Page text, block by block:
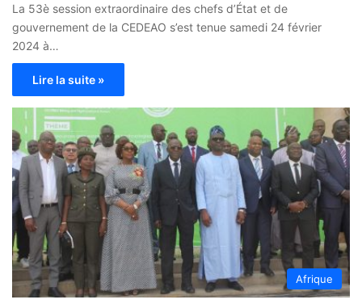
La 53è session extraordinaire des chefs d’État et de
gouvernement de la CEDEAO s’est tenue samedi 24 février
2024 à…
Lire la suite »
Afrique